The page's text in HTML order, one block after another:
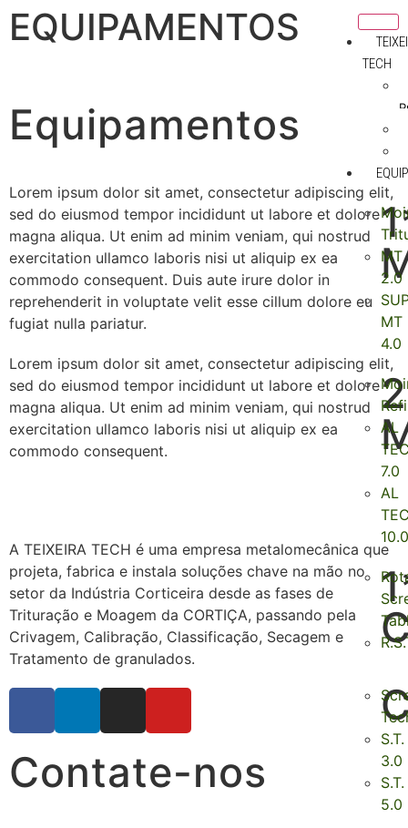
TECH
MT
2.0
MT
4.0
AL
7.0
AL
S.T.
3.0
S.T.
5.0
EQUIPAMENTOS
Equipamentos
Lorem ipsum dolor sit amet, consectetur adipiscing elit,
sed do eiusmod tempor incididunt ut labore et dolore
magna aliqua. Ut enim ad minim veniam, qui nostrud
exercitation ullamco laboris nisi ut aliquip ex ea
commodo consequent. Duis aute irure dolor in
reprehenderit in voluptate velit esse cillum dolore eu
fugiat nulla pariatur.
Lorem ipsum dolor sit amet, consectetur adipiscing elit,
sed do eiusmod tempor incididunt ut labore et dolore
magna aliqua. Ut enim ad minim veniam, qui nostrud
exercitation ullamco laboris nisi ut aliquip ex ea
commodo consequent.
A TEIXEIRA TECH é uma empresa metalomecânica que
projeta, fabrica e instala soluções chave na mão no
setor da Indústria Corticeira desde as fases de
Trituração e Moagem da CORTIÇA, passando pela
Crivagem, Calibração, Classificação, Secagem e
Tratamento de granulados.
Contate-nos